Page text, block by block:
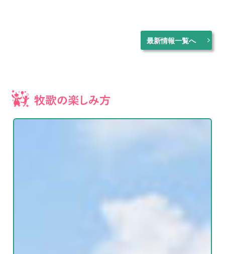
最新情報一覧へ